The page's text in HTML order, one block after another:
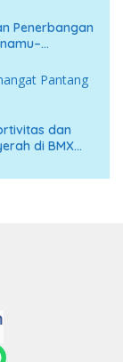
Penerbangan
dan
di BMX